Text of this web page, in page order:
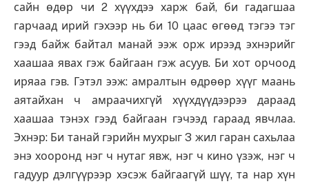
сайн өдөр чи 2 хүүхдээ харж бай, би гадагшаа
гарчаад ирий гэхээр нь би 10 цаас өгөөд тэгээ тэг
гээд байж байтал манай ээж орж ирээд эхнэрийг
хаашаа явах гэж байгаан гэж асуув. Би хот орчоод
иряаа гэв. Гэтэл ээж: амралтын өдрөөр хүүг маань
аятайхан ч амраачихгүй хүүхдүүдээрээ дараад
хаашаа тэнэх гээд байгаан гэчээд гараад явчлаа.
Эхнэр: Би танай гэрийн мухрыг 3 жил гаран сахьлаа
энэ хооронд нэг ч нутаг явж, нэг ч кино үзэж, нэг ч
гадуур дэлгүүрээр хэсэж байгаагүй шүү, та нар хүн